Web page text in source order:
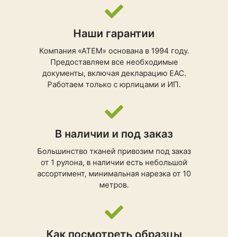
Наши гарантии
Компания «АТЕМ» основана в 1994 году.
Предоставляем все необходимые
документы, включая декларацию ЕАС.
Работаем только с юрлицами и ИП.
В наличии и под заказ
Большинство тканей привозим под заказ
от 1 рулона, в наличии есть небольшой
ассортимент, минимальная нарезка от 10
метров.
Как посмотреть образцы